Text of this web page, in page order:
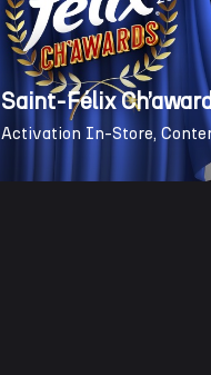
Saint-Félix
Activation In-Store